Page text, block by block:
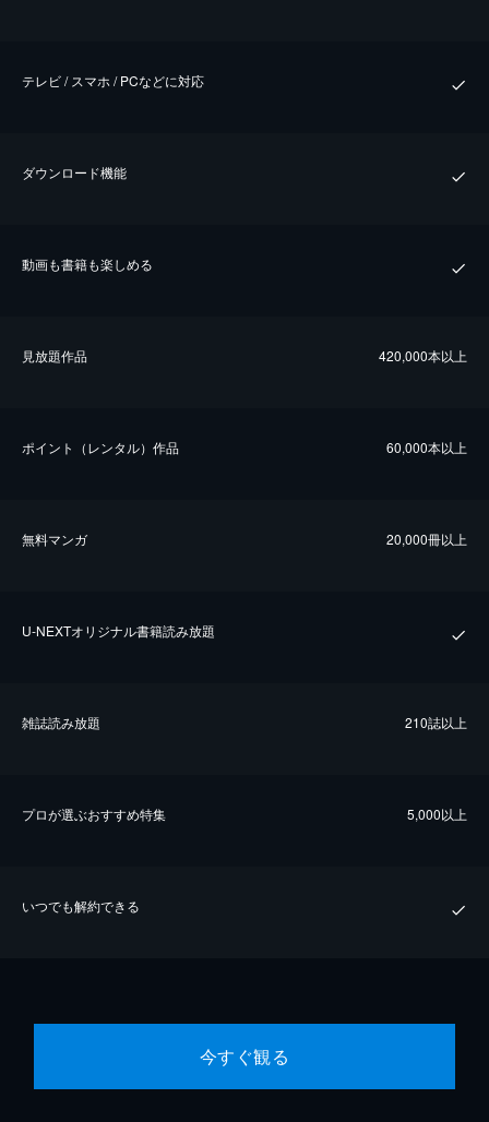
テレビ / スマホ / PCなどに対応
ダウンロード機能
動画も書籍も楽しめる
⾒放題作品 420,000本以上
ポイント（レンタル）作品 60,000本以上
無料マンガ 20,000冊以上
U-NEXTオリジナル書籍読み放題
雑誌読み放題 210誌以上
プロが選ぶおすすめ特集 5,000以上
いつでも解約できる
今すぐ観る